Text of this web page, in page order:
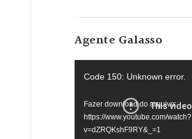
Agente Galasso
vídeo
Code 150: Unknown error.
Fazer download do arquivo:
https://www.youtube.com/watch?
v=dZRQKshF9RY&_=1